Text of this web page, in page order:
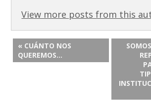
View more posts from this
« CUÁNTO NOS
QUEREMOS…